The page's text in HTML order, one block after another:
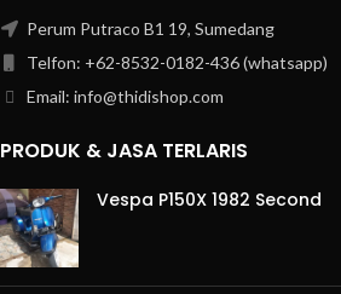
Perum Putraco B1 19, Sumedang
Telfon: +62-8532-0182-436 (whatsapp)
Email: info@thidishop.com
PRODUK & JASA TERLARIS
Vespa P150X 1982 Second